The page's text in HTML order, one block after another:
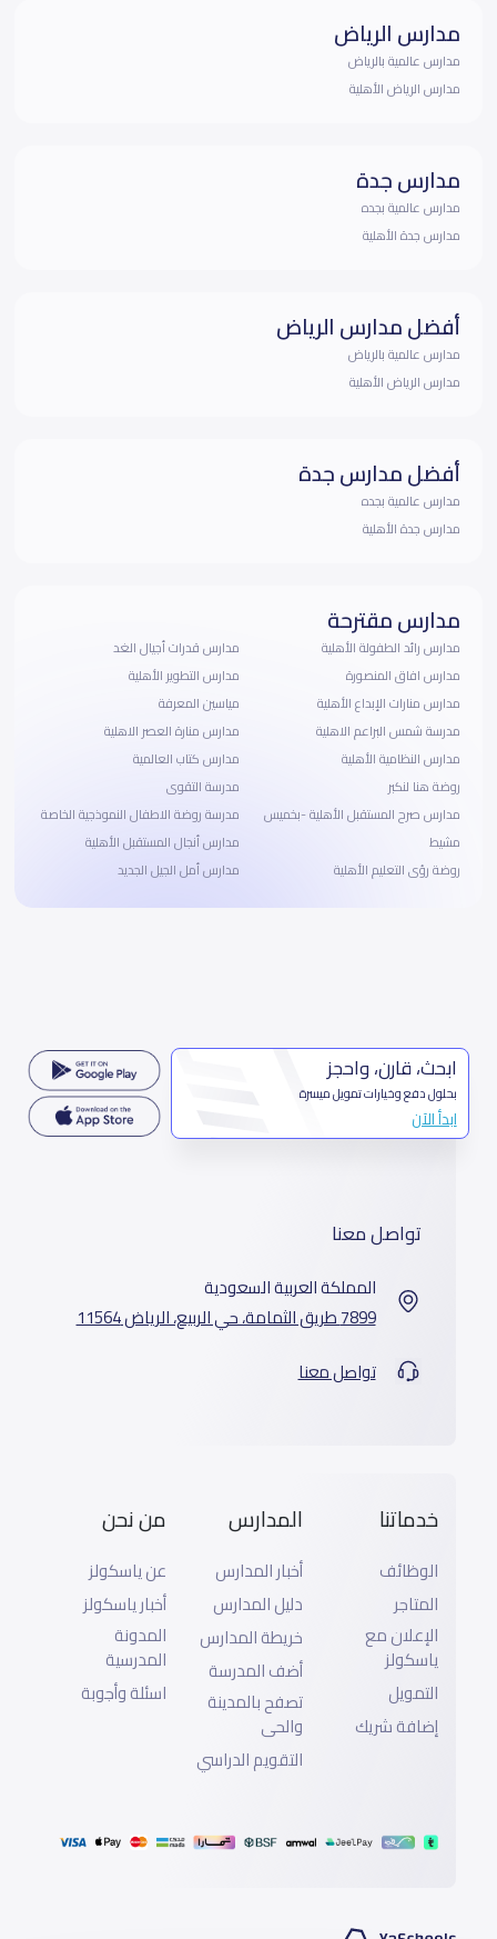
مدارس الرياض
مدارس عالمية بالرياض
مدارس الرياض الأهلية
مدارس جدة
مدارس عالمية بجده
مدارس جدة الأهلية
أفضل مدارس الرياض
مدارس عالمية بالرياض
مدارس الرياض الأهلية
أفضل مدارس جدة
مدارس عالمية بجده
مدارس جدة الأهلية
مدارس مقترحة
مدارس رائد الطفولة الأهلية
مدارس افاق المنصورة
مدارس منارات الإبداع الأهلية
مدرسة شمس البراعم الاهلية
مدارس النظامية الأهلية
روضة هنا لنكبر
مدارس صرح المستقبل الأهلية -بخميس
مشيط
روضة رؤى التعليم الأهلية
مدارس قدرات أجيال الغد
مدارس التطوير الأهلية
مياسين المعرفة
مدارس منارة العصر الاهلية
مدارس كتاب العالمية
مدرسة التقوى
مدرسة روضة الاطفال النموذجية الخاصة
مدارس أنجال المستقبل الأهلية
مدارس أمل الجيل الجديد
ابحث، قارن، واحجز
بحلول دفع وخيارات تمويل ميسرة
ابدأ الآن
تواصل معنا
المملكة العربية السعودية
7899 طريق الثمامة، حي الربيع، الرياض 11564
تواصل معنا
خدماتنا
الوظائف
المتاجر
الإعلان مع
ياسكولز
التمويل
إضافة شريك
المدارس
أخبار المدارس
دليل المدارس
خريطة المدارس
أضف المدرسة
تصفح بالمدينة
والحى
التقويم الدراسي
من نحن
عن ياسكولز
أخبار ياسكولز
المدونة
المدرسية
اسئلة وأجوبة